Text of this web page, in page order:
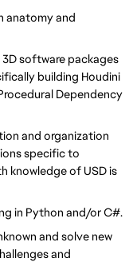
anatomy and
software packages
building Houdini
Dependency
and organization
specific to
knowledge of USD is
in Python and/or C#.
and solve new
and